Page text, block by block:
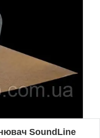
SoundLine